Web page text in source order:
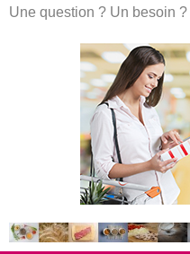
Une question ? Un besoin ?